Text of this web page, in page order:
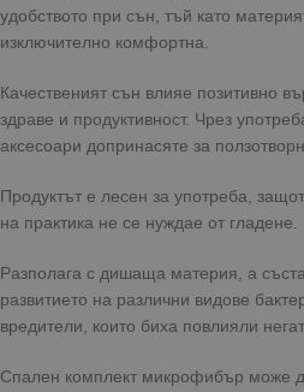
удобството при сън, тъй като
изключително комфортна.
Качественият сън влияе позитивно
здраве и продуктивност. Чрез
аксесоари допринасяте за
Продуктът е лесен за употреба,
на практика не се нуждае от гладене.
Разполага с дишаща материя, а
развитието на различни видове
вредители, които биха повлияли
Спален комплект микрофибър може